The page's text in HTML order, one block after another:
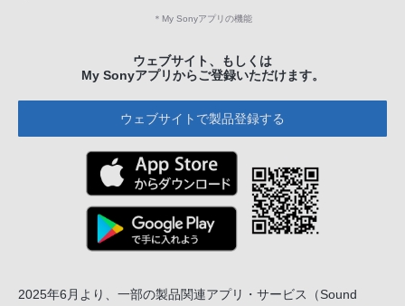
＊ My Sonyアプリの機能
ウェブサイト、もしくは
My Sonyアプリからご登録いただけます。
ウェブサイトで製品登録する
2025年6月より、一部の製品関連アプリ・サービス
（Sound